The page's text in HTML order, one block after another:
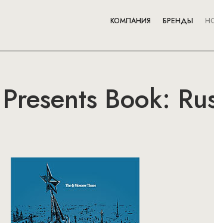
КОМПАНИЯ БРЕНДЫ
Book: